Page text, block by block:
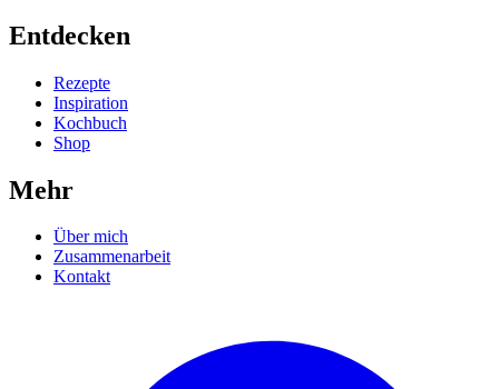
Entdecken
Rezepte
Inspiration
Kochbuch
Shop
Mehr
Über mich
Zusammenarbeit
Kontakt